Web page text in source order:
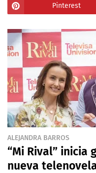
Pinterest
ALEJANDRA BARROS
“Mi Rival” inicia
nueva